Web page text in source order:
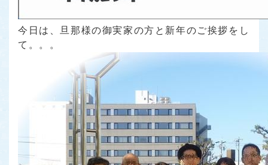
今日は、旦那様の御実家の方と新年のご挨拶をし
て。。。